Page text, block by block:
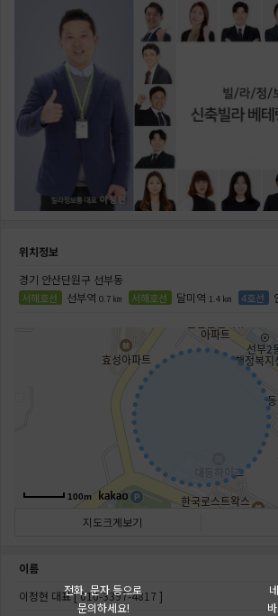
전화, 문자 등으로
문의하세요!
위치정보
경기 안산단원구 선부동
서해호선 선부역 0.7 ㎞ 서해호선 달미역 1.4 ㎞ 4호선
100m
지도크게보기
이름
이정현 대표 [010-3397-4817 ]